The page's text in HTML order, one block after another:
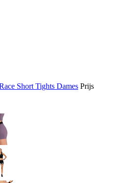
Short Tights Dames Prijs